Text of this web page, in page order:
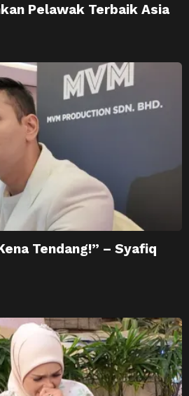
Pelawak Terbaik Asia
Tendang!” – Syafiq